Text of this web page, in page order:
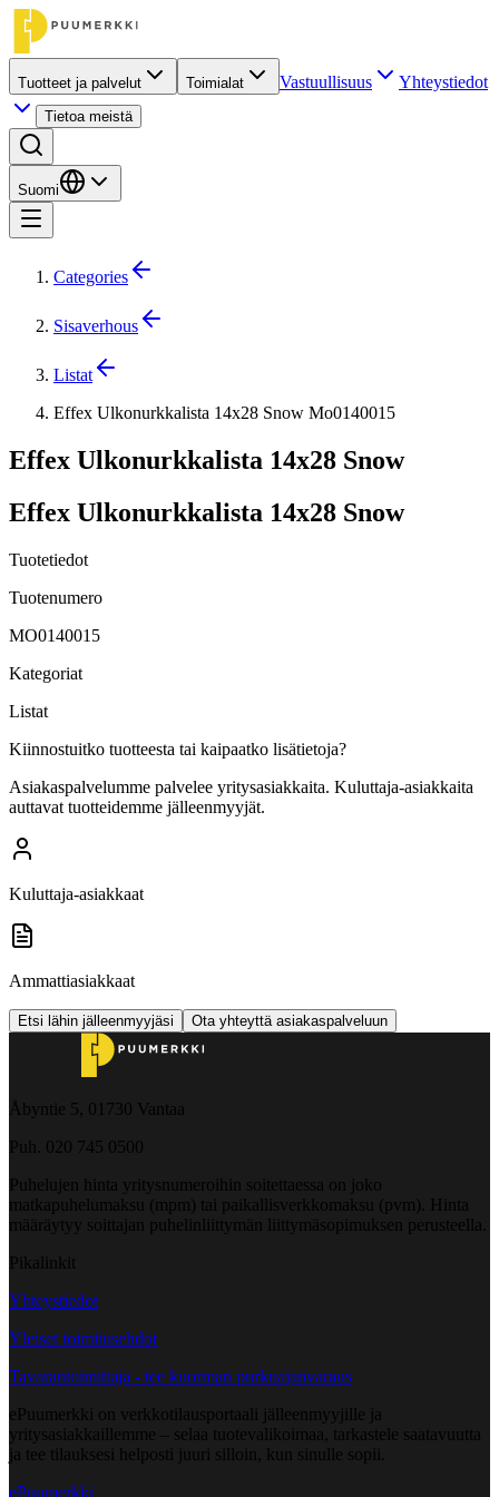
Tuotteet ja palvelut Toimialat Vastuullisuus Yhteystiedot
Tietoa meistä
Suomi
Categories
Sisaverhous
Listat
Effex Ulkonurkkalista 14x28 Snow Mo0140015
Effex Ulkonurkkalista 14x28 Snow
Effex Ulkonurkkalista 14x28 Snow
Tuotetiedot
Tuotenumero
MO0140015
Kategoriat
Listat
Kiinnostuitko tuotteesta tai kaipaatko lisätietoja?
Asiakaspalvelumme palvelee yritysasiakkaita. Kuluttaja-asiakkaita
auttavat tuotteidemme jälleenmyyjät.
Kuluttaja-asiakkaat
Ammattiasiakkaat
Etsi lähin jälleenmyyjäsi Ota yhteyttä asiakaspalveluun
Åbyntie 5, 01730 Vantaa
Puh. 020 745 0500
Puhelujen hinta yritysnumeroihin soitettaessa on joko
matkapuhelumaksu (mpm) tai paikallisverkkomaksu (pvm). Hinta
määräytyy soittajan puhelinliittymän liittymäsopimuksen perusteella.
Pikalinkit
Yhteystiedot
Yleiset toimitusehdot
Tavarantoimittaja - tee kuorman purkuajanvaraus
ePuumerkki on verkkotilausportaali jälleenmyyjille ja
yritysasiakkaillemme – selaa tuotevalikoimaa, tarkastele saatavuutta
ja tee tilauksesi helposti juuri silloin, kun sinulle sopii.
ePuumerkki